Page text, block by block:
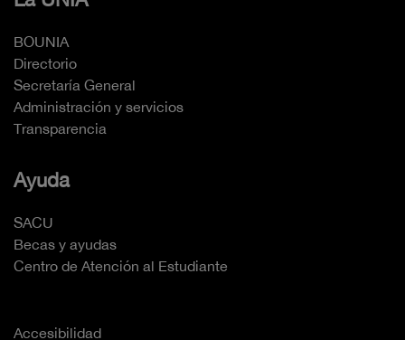
BOUNIA
Directorio
Secretaría General
Administración y servicios
Transparencia
Ayuda
SACU
Becas y ayudas
Centro de Atención al Estudiante
Accesibilidad